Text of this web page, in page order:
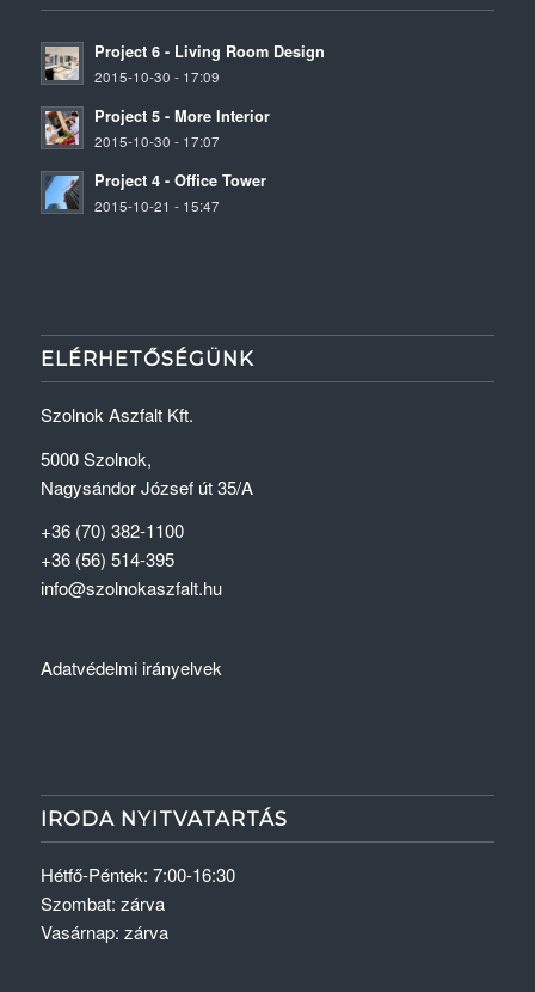
Project 6 - Living Room Design
2015-10-30 - 17:09
Project 5 - More Interior
2015-10-30 - 17:07
Project 4 - Office Tower
2015-10-21 - 15:47
ELÉRHETŐSÉGÜNK
Szolnok Aszfalt Kft.
5000 Szolnok,
Nagysándor József út 35/A
+36 (70) 382-1100
+36 (56) 514-395
info@szolnokaszfalt.hu
Adatvédelmi irányelvek
IRODA NYITVATARTÁS
Hétfő-Péntek: 7:00-16:30
Szombat: zárva
Vasárnap: zárva